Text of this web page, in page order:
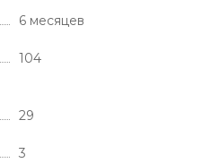
6 месяцев
104
29
3